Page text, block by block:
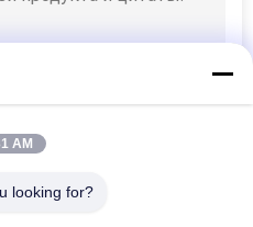
AM
looking for?